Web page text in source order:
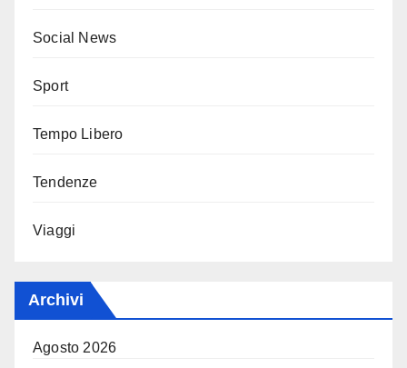
Social News
Sport
Tempo Libero
Tendenze
Viaggi
Archivi
Agosto 2026